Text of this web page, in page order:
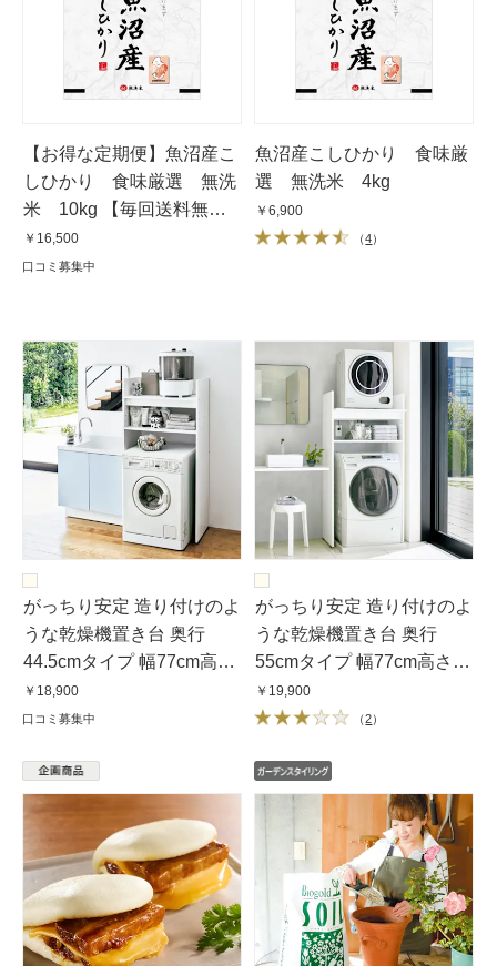
【お得な定期便】魚沼産こ
しひかり 食味厳選 無洗
米 10kg 【毎回送料無
料】】
￥16,500
口コミ募集中
魚沼産こしひかり 食味厳
選 無洗米 4kg
￥6,900
（4）
がっちり安定 造り付けのよ
うな乾燥機置き台 奥行
44.5cmタイプ 幅77cm高さ
151cm
￥18,900
口コミ募集中
がっちり安定 造り付けのよ
うな乾燥機置き台 奥行
55cmタイプ 幅77cm高さ
151cm
￥19,900
（2）